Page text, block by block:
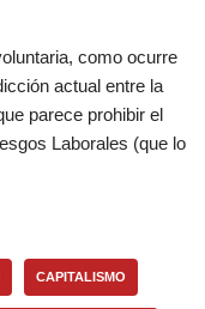
como ocurre
actual entre la
parece prohibir el
Laborales (que lo
CAPITALISMO